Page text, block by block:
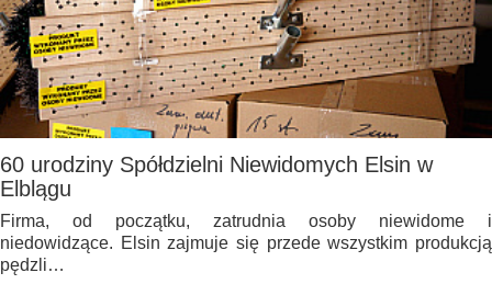
60 urodziny Spółdzielni Niewidomych Elsin w
Elblągu
Firma, od początku, zatrudnia osoby niewidome i
niedowidzące. Elsin zajmuje się przede wszystkim produkcją
pędzli…